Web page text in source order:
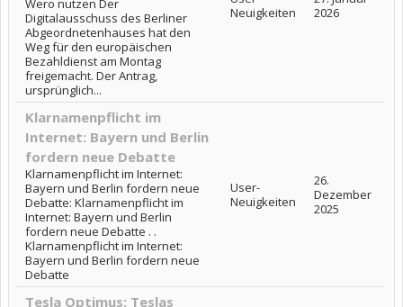
Wero nutzen Der
Digitalausschuss des Berliner
Abgeordnetenhauses hat den
Weg für den europäischen
Bezahldienst am Montag
freigemacht. Der Antrag,
ursprünglich...
Neuigkeiten
2026
Klarnamenpflicht im
Internet: Bayern und Berlin
fordern neue Debatte
Klarnamenpflicht im Internet:
Bayern und Berlin fordern neue
Debatte: Klarnamenpflicht im
Internet: Bayern und Berlin
fordern neue Debatte . .
Klarnamenpflicht im Internet:
Bayern und Berlin fordern neue
Debatte
User-
Neuigkeiten
26.
Dezember
2025
Tesla Optimus: Teslas